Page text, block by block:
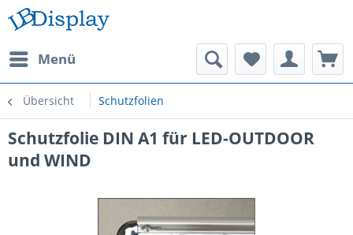
Menü
Übersicht Schutzfolien
Schutzfolie DIN A1 für LED-OUTDOOR
und WIND